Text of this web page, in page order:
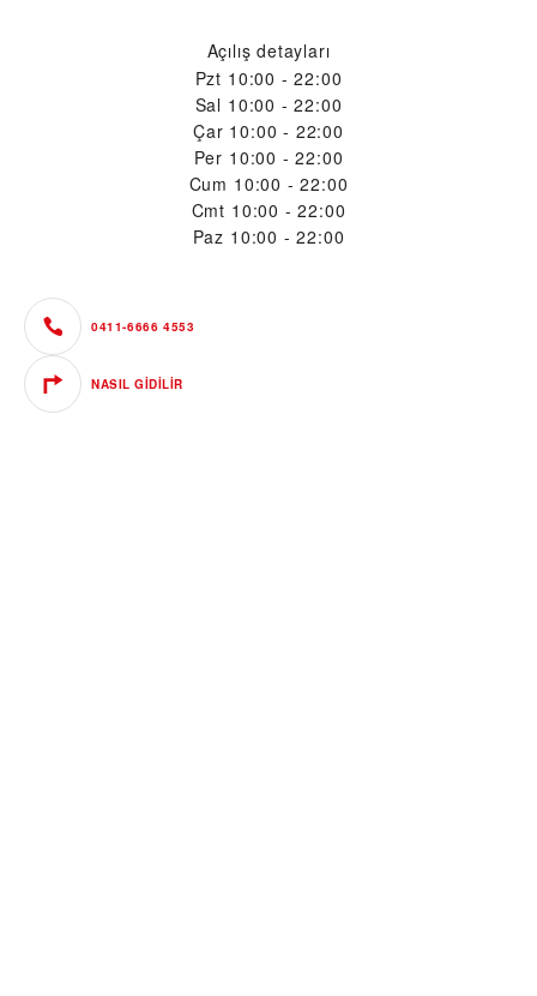
Açılış detayları
Pzt 10:00 - 22:00
Sal 10:00 - 22:00
Çar 10:00 - 22:00
Per 10:00 - 22:00
Cum 10:00 - 22:00
Cmt 10:00 - 22:00
Paz 10:00 - 22:00
0411-6666 4553
NASIL GIDILIR